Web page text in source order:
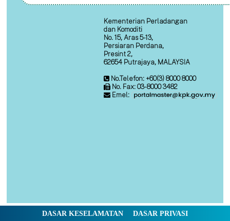
Kementerian Perladangan
dan Komoditi
No. 15, Aras 5-13,
Persiaran Perdana,
Presint 2,
62654 Putrajaya, MALAYSIA
No.Telefon: +60(3) 8000 8000
No. Fax: 03-8000 3482
Emel:
DASAR KESELAMATAN
DASAR PRIVASI